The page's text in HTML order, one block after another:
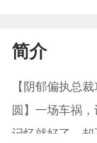
简介
【阴郁偏执总
圆】​一场车祸
记忆就好了，